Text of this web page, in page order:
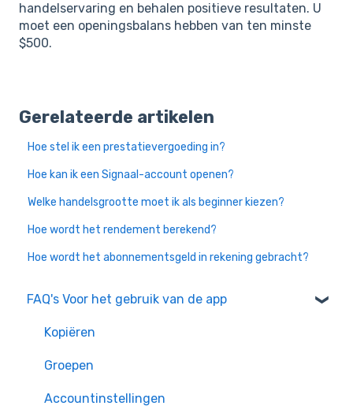
handelservaring en behalen positieve resultaten. U
moet een openingsbalans hebben van ten minste
$500.
Gerelateerde artikelen
Hoe stel ik een prestatievergoeding in?
Hoe kan ik een Signaal-account openen?
Welke handelsgrootte moet ik als beginner kiezen?
Hoe wordt het rendement berekend?
Hoe wordt het abonnementsgeld in rekening gebracht?
FAQ's Voor het gebruik van de app
Kopiëren
Groepen
Accountinstellingen